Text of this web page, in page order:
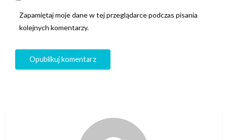
Zapamiętaj moje dane w tej przeglądarce podczas pisania
kolejnych komentarzy.